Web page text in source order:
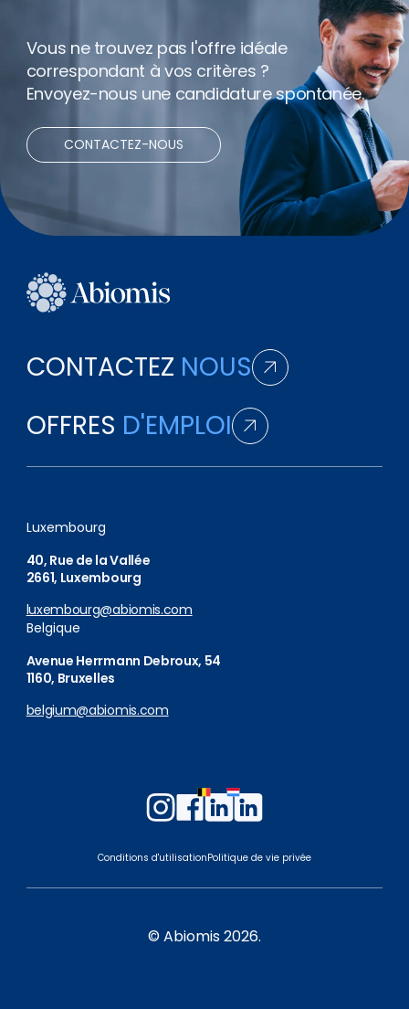
Horaires flexibles
Bonus
Net expenses
Vous ne trouvez pas l'offre idéale
correspondant à vos critères ?
Envoyez-nous une candidature spontanée.
CONTACTEZ-NOUS
CONTACTEZ NOUS
OFFRES D'EMPLOI
Luxembourg
40, Rue de la Vallée
2661, Luxembourg
luxembourg@abiomis.com
Belgique
Avenue Herrmann Debroux, 54
1160, Bruxelles
belgium@abiomis.com
Follow
us
on
Follow
us
on
Follow
us
on
Belgium
Follow
us
Luxembourg
Conditions d'utilisationPolitique de vie privée
© Abiomis 2026.